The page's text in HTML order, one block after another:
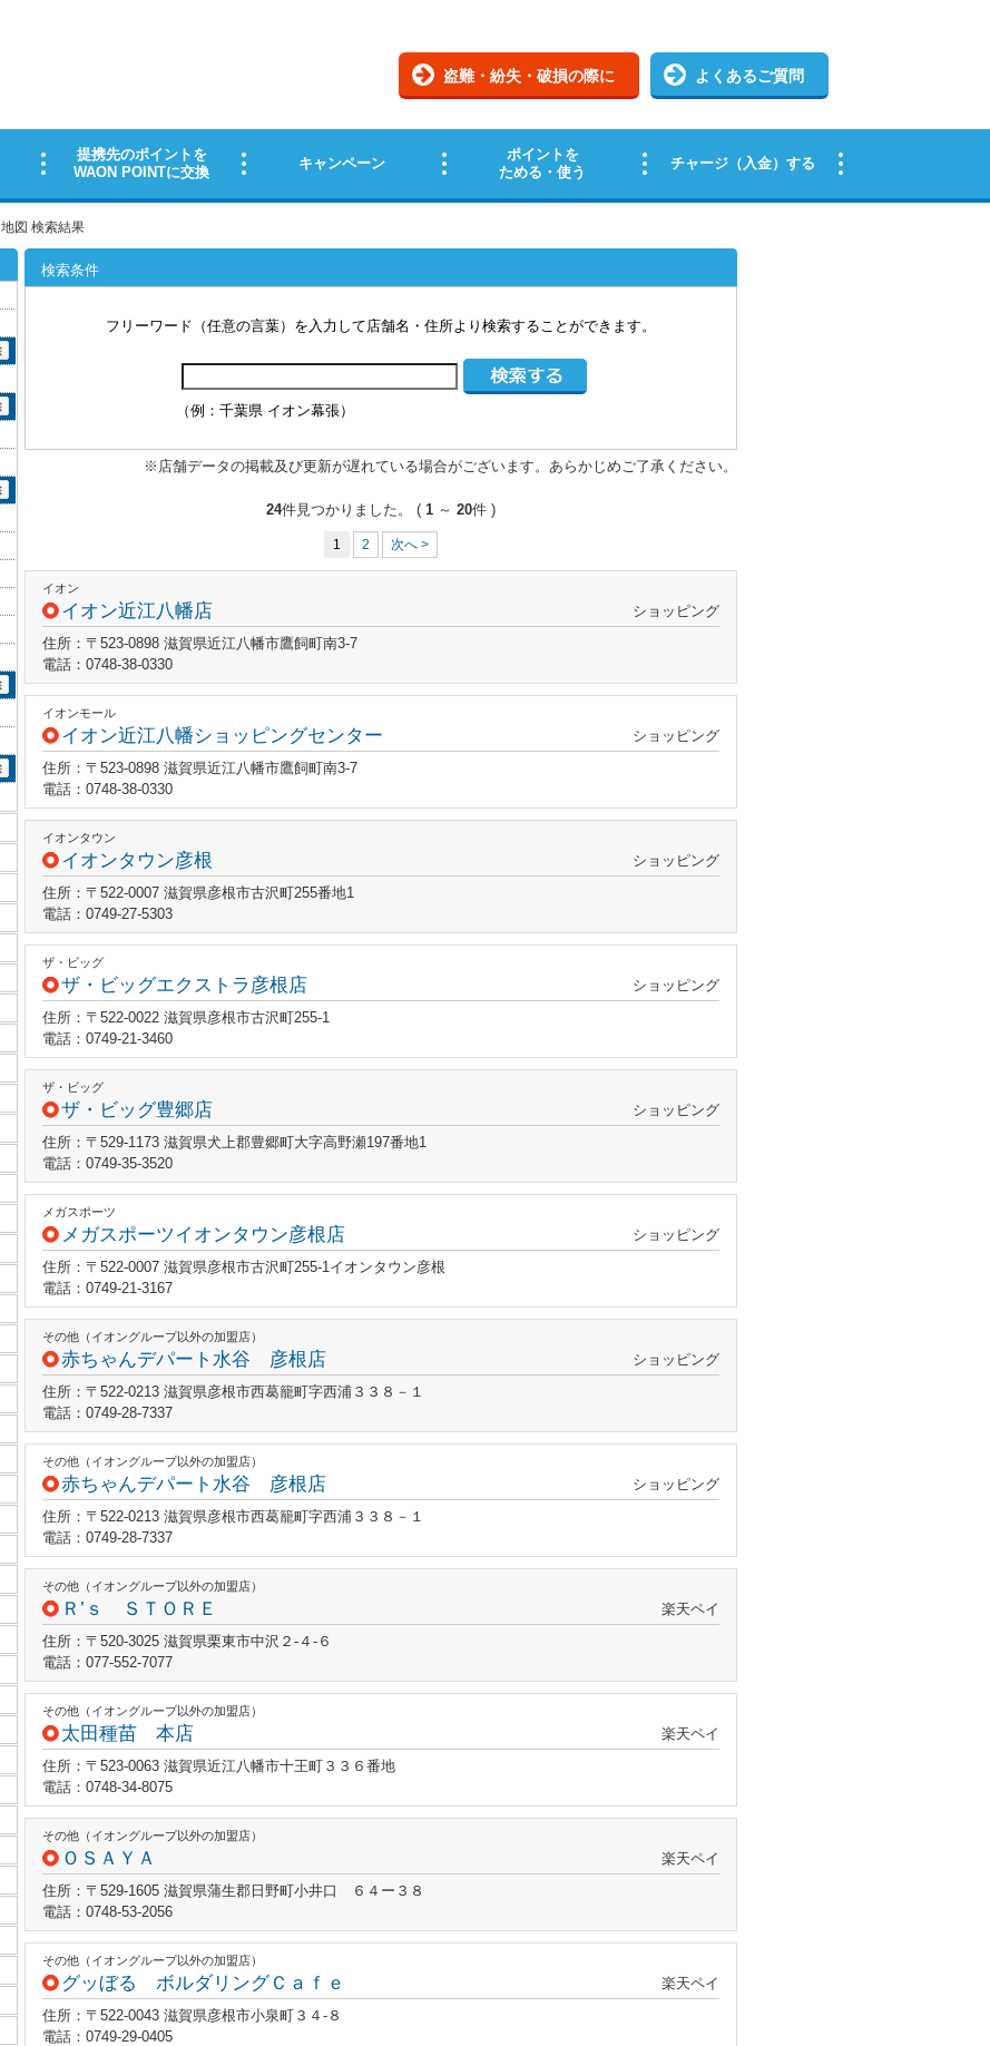
地図 検索結果
検索条件
フリーワード（任意の言葉）を入力して店舗名・住所より検索することができます。
（例：千葉県 イオン幕張）
※店舗データの掲載及び更新が遅れている場合がございます。あらかじめご了承ください。
24件見つかりました。 ( 1 ～ 20件 )
1 2 次へ >
イオン
イオン近江八幡店
ショッピング
住所：〒523-0898 滋賀県近江八幡市鷹飼町南3-7
電話：0748-38-0330
イオンモール
イオン近江八幡ショッピングセンター
ショッピング
住所：〒523-0898 滋賀県近江八幡市鷹飼町南3-7
電話：0748-38-0330
イオンタウン
イオンタウン彦根
ショッピング
住所：〒522-0007 滋賀県彦根市古沢町255番地1
電話：0749-27-5303
ザ・ビッグ
ザ・ビッグエクストラ彦根店
ショッピング
住所：〒522-0022 滋賀県彦根市古沢町255-1
電話：0749-21-3460
ザ・ビッグ
ザ・ビッグ豊郷店
ショッピング
住所：〒529-1173 滋賀県犬上郡豊郷町大字高野瀬197番地1
電話：0749-35-3520
メガスポーツ
メガスポーツイオンタウン彦根店
ショッピング
住所：〒522-0007 滋賀県彦根市古沢町255-1イオンタウン彦根
電話：0749-21-3167
その他（イオングループ以外の加盟店）
赤ちゃんデパート水谷 彦根店
ショッピング
住所：〒522-0213 滋賀県彦根市西葛籠町字西浦３３８－１
電話：0749-28-7337
その他（イオングループ以外の加盟店）
赤ちゃんデパート水谷 彦根店
ショッピング
住所：〒522-0213 滋賀県彦根市西葛籠町字西浦３３８－１
電話：0749-28-7337
その他（イオングループ以外の加盟店）
Ｒ’ｓ ＳＴＯＲＥ
楽天ペイ
住所：〒520-3025 滋賀県栗東市中沢２‐４‐６
電話：077-552-7077
その他（イオングループ以外の加盟店）
太田種苗 本店
楽天ペイ
住所：〒523-0063 滋賀県近江八幡市十王町３３６番地
電話：0748-34-8075
その他（イオングループ以外の加盟店）
ＯＳＡＹＡ
楽天ペイ
住所：〒529-1605 滋賀県蒲生郡日野町小井口 ６４ー３８
電話：0748-53-2056
その他（イオングループ以外の加盟店）
グッぼる ボルダリングＣａｆｅ
楽天ペイ
住所：〒522-0043 滋賀県彦根市小泉町３４‐８
電話：0749-29-0405